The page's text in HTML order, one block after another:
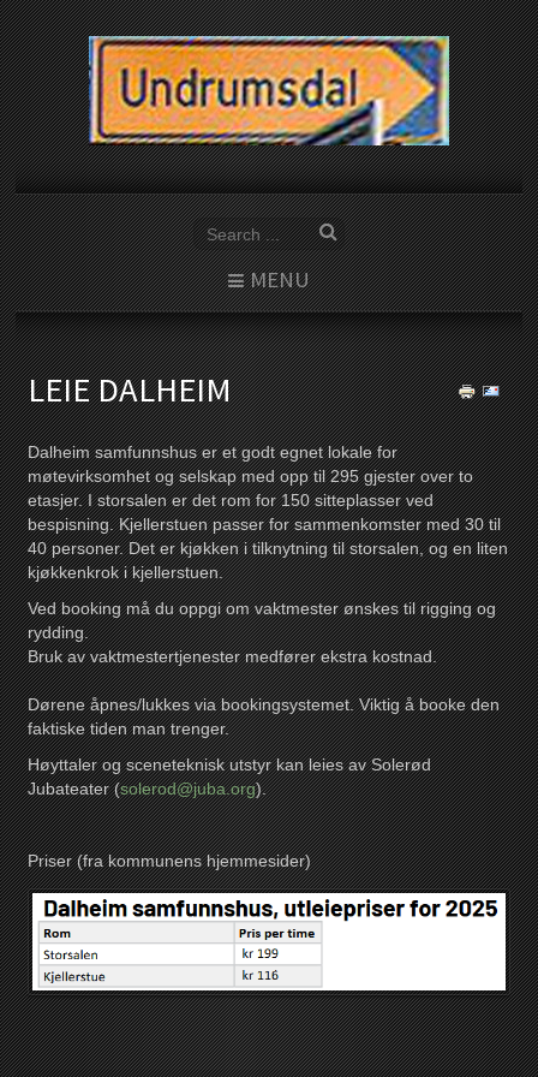
MENU
LEIE DALHEIM
Dalheim samfunnshus er et godt egnet lokale for
møtevirksomhet og selskap med opp til 295 gjester over to
etasjer. I storsalen er det rom for 150 sitteplasser ved
bespisning. Kjellerstuen passer for sammenkomster med 30 til
40 personer. Det er kjøkken i tilknytning til storsalen, og en liten
kjøkkenkrok i kjellerstuen.
Ved booking må du oppgi om vaktmester ønskes til rigging og
rydding.
Bruk av vaktmestertjenester medfører ekstra kostnad.
Dørene åpnes/lukkes via bookingsystemet. Viktig å booke den
faktiske tiden man trenger.
Høyttaler og sceneteknisk utstyr kan leies av Solerød
Jubateater (solerod@juba.org).
Priser (fra kommunens hjemmesider)